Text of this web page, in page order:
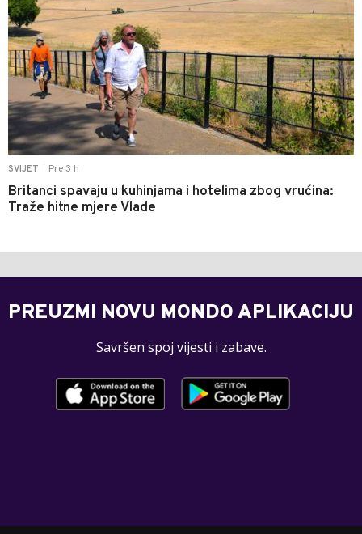
SVIJET Pre 3 h
Britanci spavaju u kuhinjama i hotelima zbog vrućina:
Traže hitne mjere Vlade
PREUZMI NOVU MONDO APLIKACIJU
Savršen spoj vijesti i zabave.